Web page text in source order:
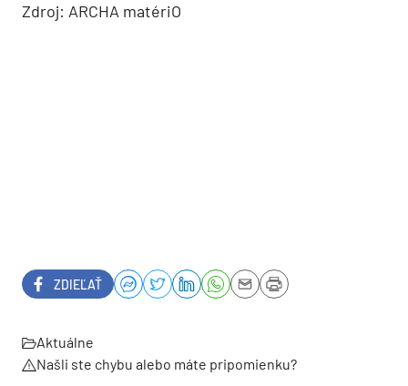
Zdroj: ARCHA matériO
ZDIEĽAŤ
Aktuálne
Našli ste chybu alebo máte pripomienku?